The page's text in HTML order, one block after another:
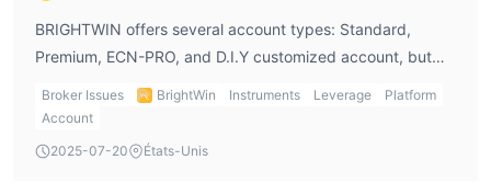
BRIGHTWIN offers several account types: Standard,
Premium, ECN-PRO, and D.I.Y customized account, but
there’s not much detail provided on the specific features
of each account. As a trader, I need more information
about the spreads, leverage, and trading conditions of
Broker Issues BrightWin Instruments Leverage
Platform
Account
2025-07-20
États-Unis